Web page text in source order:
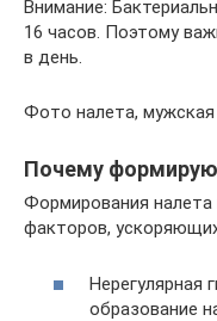
Внимание:
16 часов. Поэтому
в день.
Фото налета,
Почему
Формирования
факторов,
Нерегулярная
образование